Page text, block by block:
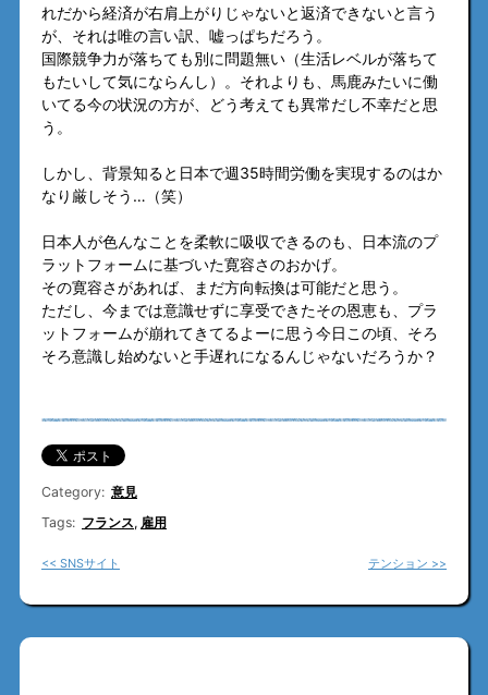
れだから経済が右肩上がりじゃないと返済できないと言う
が、それは唯の言い訳、嘘っぱちだろう。
国際競争力が落ちても別に問題無い（生活レベルが落ちて
もたいして気にならんし）。それよりも、馬鹿みたいに働
いてる今の状況の方が、どう考えても異常だし不幸だと思
う。
しかし、背景知ると日本で週35時間労働を実現するのはか
なり厳しそう…（笑）
日本人が色んなことを柔軟に吸収できるのも、日本流のプ
ラットフォームに基づいた寛容さのおかげ。
その寛容さがあれば、まだ方向転換は可能だと思う。
ただし、今までは意識せずに享受できたその恩恵も、プラ
ットフォームが崩れてきてるよーに思う今日この頃、そろ
そろ意識し始めないと手遅れになるんじゃないだろうか？
Category: 意見
Tags: フランス, 雇用
<< SNSサイト テンション >>